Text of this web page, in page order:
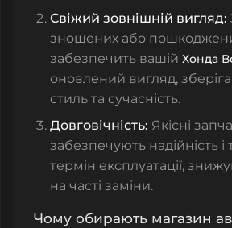
Свіжий зовнішній вигляд:
зношених або
забезпечить вашій Хонда
оновлений вигляд,
стиль та сучасність.
Довговічність: Якісні
забезпечують надійність
термін експлуатації,
на часті заміни.
Чому обирають магазин